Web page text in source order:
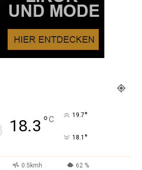
18.3 °C 19.7°
18.1 °
0.5kmh 62 %